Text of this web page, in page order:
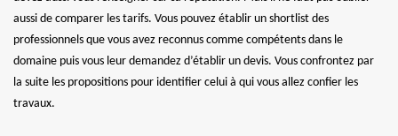
aussi de comparer les tarifs. Vous pouvez établir un shortlist des
professionnels que vous avez reconnus comme compétents dans le
domaine puis vous leur demandez d’établir un devis. Vous confrontez par
la suite les propositions pour identifier celui à qui vous allez confier les
travaux.